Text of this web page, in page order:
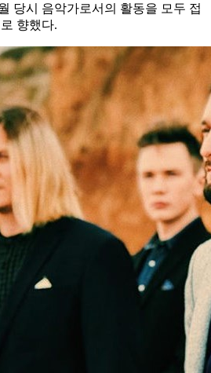
당시 음악가로서의 활동을 모두 접
향했다.